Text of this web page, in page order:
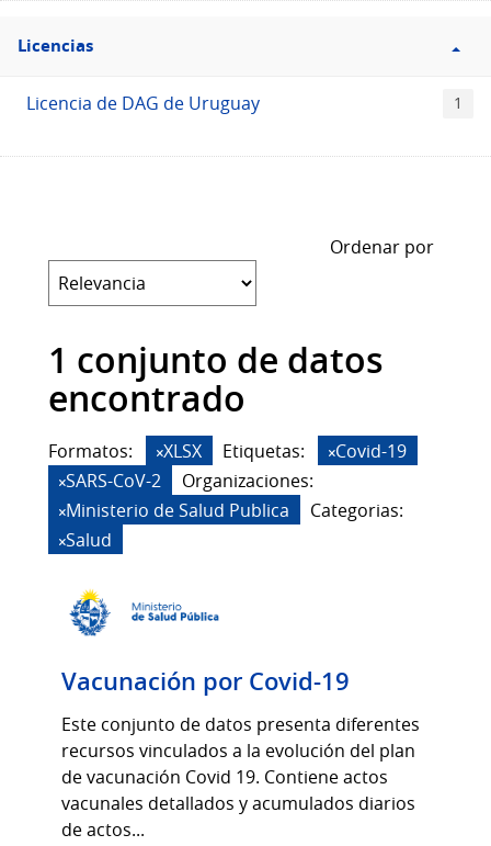
Filtro
Licencias
Licencias
Licencia de DAG de Uruguay 1
Ordenar por
1 conjunto de datos
encontrado
Formatos: XLSX Etiquetas:
Covid-19
SARS-CoV-2
Organizaciones:
Ministerio de Salud Publica
Categorias:
Salud
Vacunación por Covid-19
Este conjunto de datos presenta diferentes
recursos vinculados a la evolución del plan
de vacunación Covid 19. Contiene actos
vacunales detallados y acumulados diarios
de actos...